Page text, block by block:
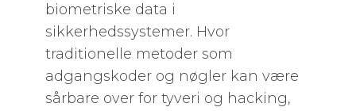
biometriske data i
sikkerhedssystemer. Hvor
traditionelle metoder som
adgangskoder og nøgler kan være
sårbare over for tyveri og hacking,